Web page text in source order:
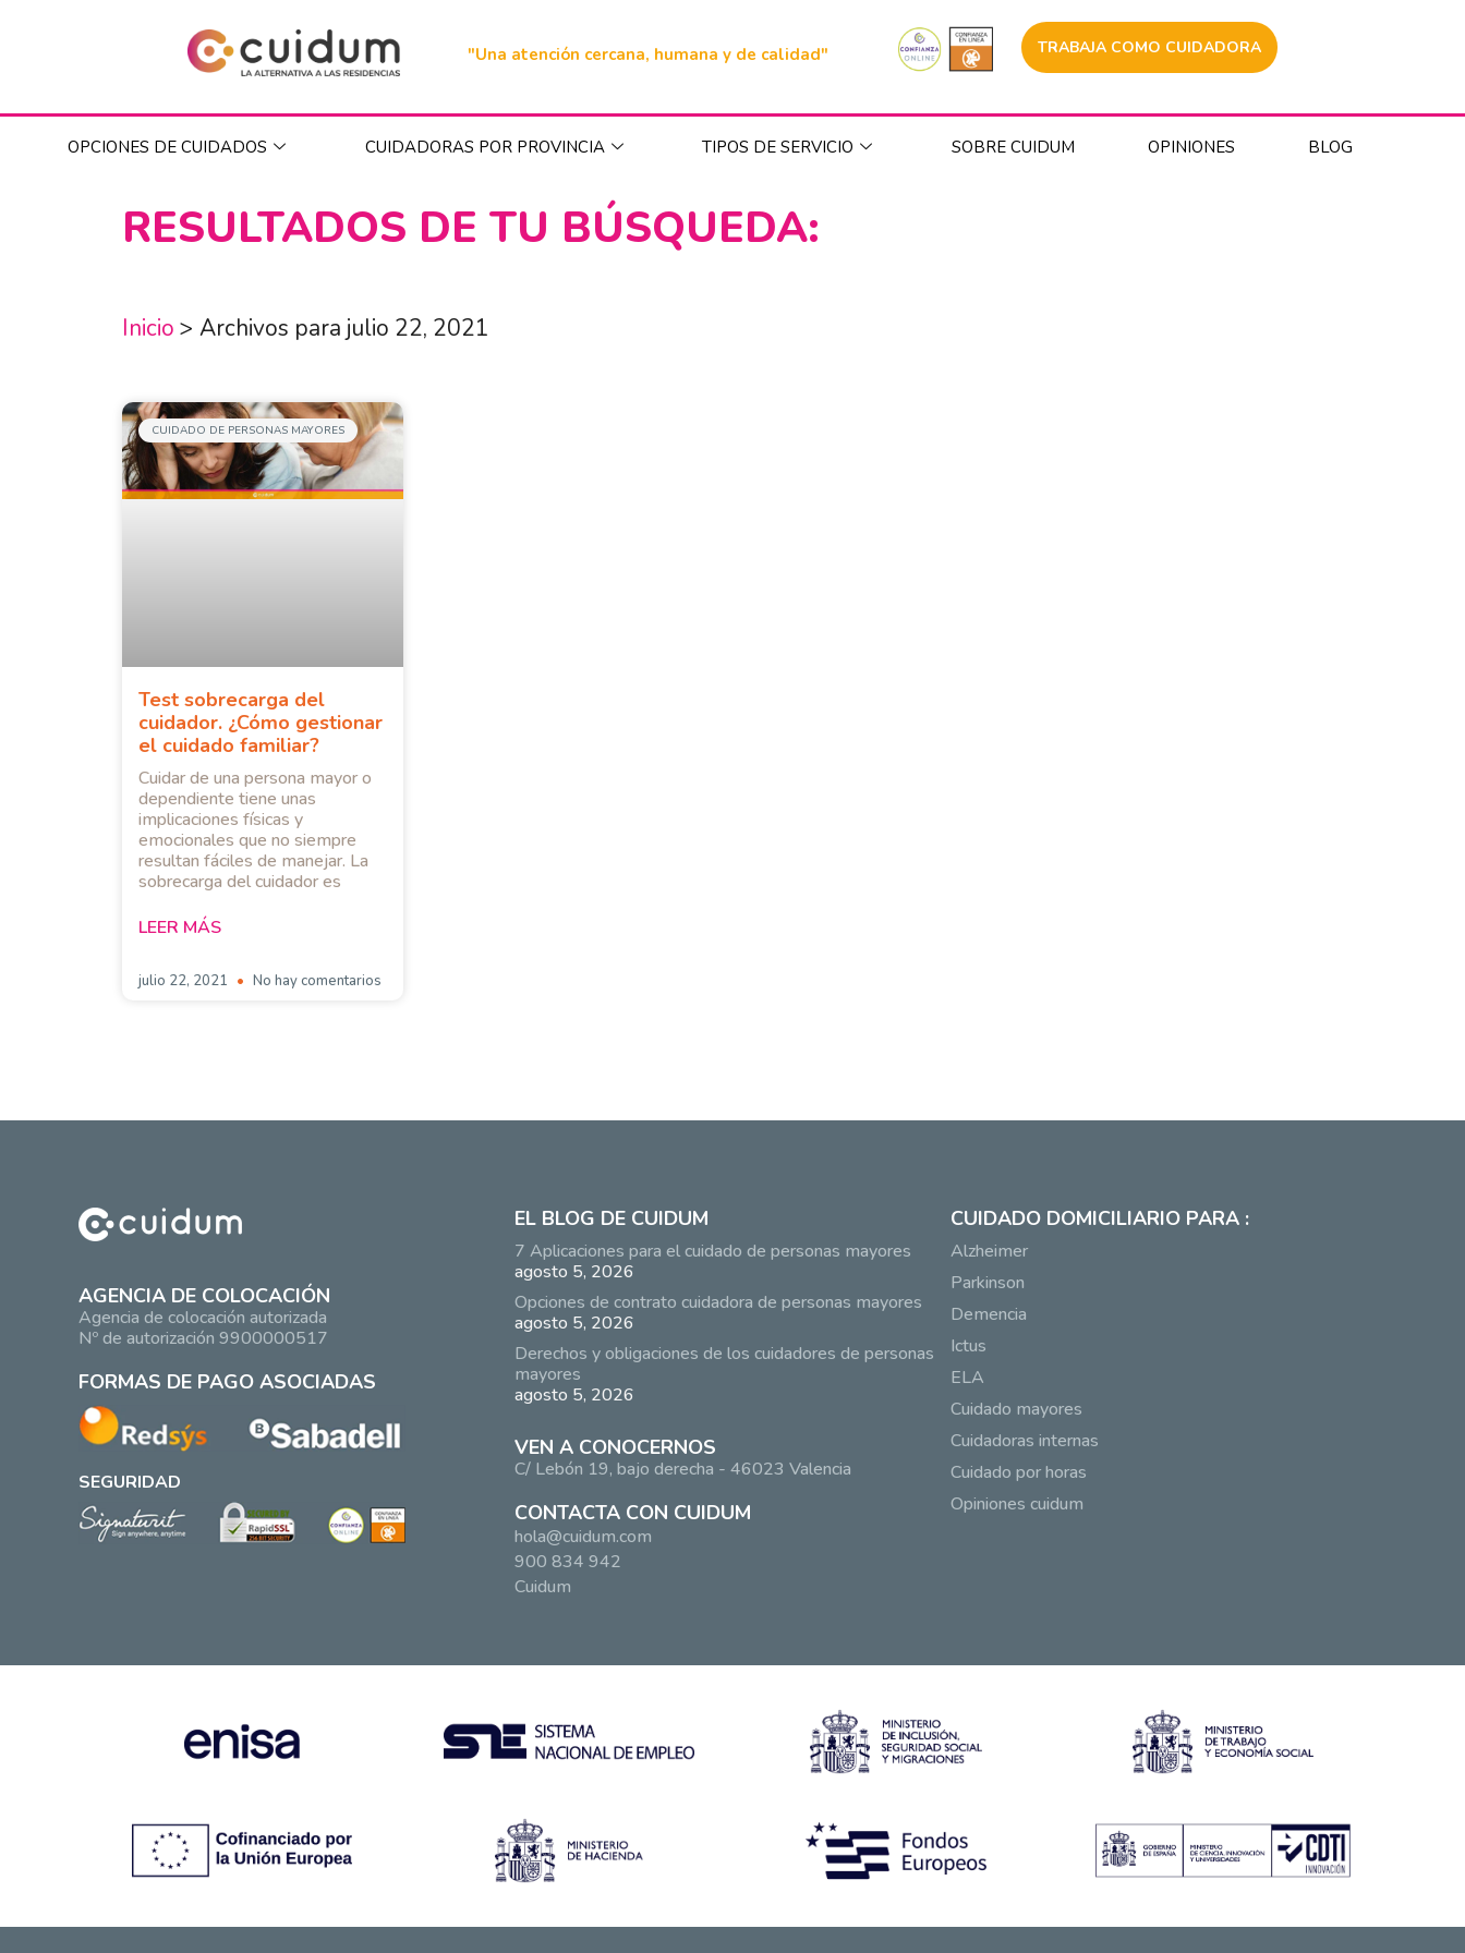
"Una atención cercana, humana y de calidad" TRABAJA COMO CUIDADORA
OPCIONES DE CUIDADOS CUIDADORAS POR PROVINCIA TIPOS DE SERVICIO SOBRE CUIDUM OPINIONES BLOG
RESULTADOS DE TU BÚSQUEDA:
Inicio > Archivos para julio 22, 2021
CUIDADO DE PERSONAS MAYORES
Test sobrecarga del
cuidador. ¿Cómo gestionar
el cuidado familiar?
Cuidar de una persona mayor o
dependiente tiene unas
implicaciones físicas y
emocionales que no siempre
resultan fáciles de manejar. La
sobrecarga del cuidador es
LEER MÁS
julio 22, 2021 No hay comentarios
AGENCIA DE COLOCACIÓN
Agencia de colocación autorizada
Nº de autorización 9900000517
FORMAS DE PAGO ASOCIADAS
SEGURIDAD
EL BLOG DE CUIDUM
7 Aplicaciones para el cuidado de personas mayores
agosto 5, 2026
Opciones de contrato cuidadora de personas mayores
agosto 5, 2026
Derechos y obligaciones de los cuidadores de personas
mayores
agosto 5, 2026
VEN A CONOCERNOS
C/ Lebón 19, bajo derecha - 46023 Valencia
CONTACTA CON CUIDUM
hola@cuidum.com
900 834 942
Cuidum
CUIDADO DOMICILIARIO PARA :
Alzheimer
Parkinson
Demencia
Ictus
ELA
Cuidado mayores
Cuidadoras internas
Cuidado por horas
Opiniones cuidum